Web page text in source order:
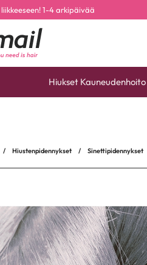
1-4 arkipäivää
Hiukset Kauneudenhoito
/ Hiustenpidennykset / Sinettipidennykset